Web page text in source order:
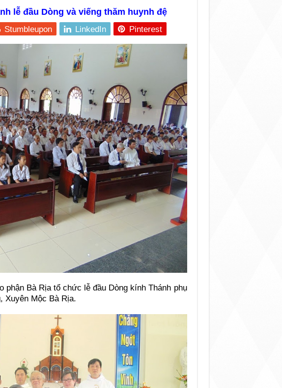
lễ đầu Dòng và viếng thăm huynh đệ
Stumbleupon LinkedIn Pinterest
phận Bà Rịa tổ chức lễ đầu Dòng kính Thánh phụ
Xuyên Mộc Bà Rịa.